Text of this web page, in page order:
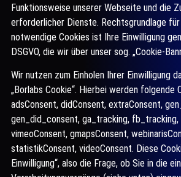
Funktionsweise unserer Webseite und die
erforderlicher Dienste. Rechtsgrundlage
notwendige Cookies ist Ihre Einwilligung
DSGVO, die wir über unser sog. „Cookie-
Wir nutzen zum Einholen Ihrer Einwilligung
„Borlabs Cookie“. Hierbei werden folgende
adsConsent, didConsent, extraConsent,
gen_did_consent, ga_tracking, fb_tracking,
vimeoConsent, gmapsConsent,
statistikConsent, videoConsent. Diese
Einwilligung“, also die Frage, ob Sie in die